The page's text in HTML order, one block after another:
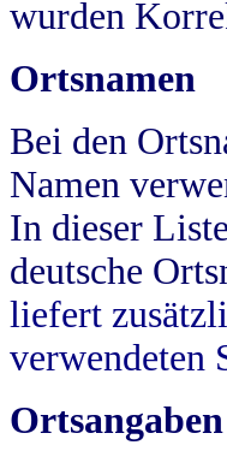
wurden
Ortsnamen
Bei den
Namen
In dieser
deutsche
liefert
verwendeten